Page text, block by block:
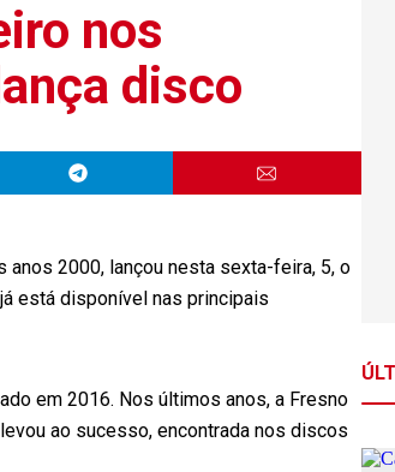
nos
disco
anos 2000, lançou nesta sexta-feira, 5, o
está disponível nas principais
em 2016. Nos últimos anos, a Fresno
ao sucesso, encontrada nos discos